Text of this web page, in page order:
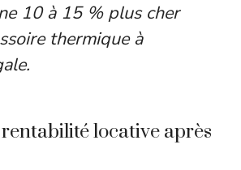
10 à 15 % plus cher
thermique à
locative après